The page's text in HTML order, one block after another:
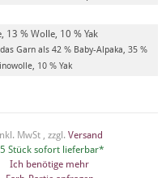
13 % Wolle, 10 % Yak
Garn als 42 % Baby-Alpaka, 35 %
10 % Yak
MwSt , zzgl. Versand
Stück sofort lieferbar*
Ich benötige mehr